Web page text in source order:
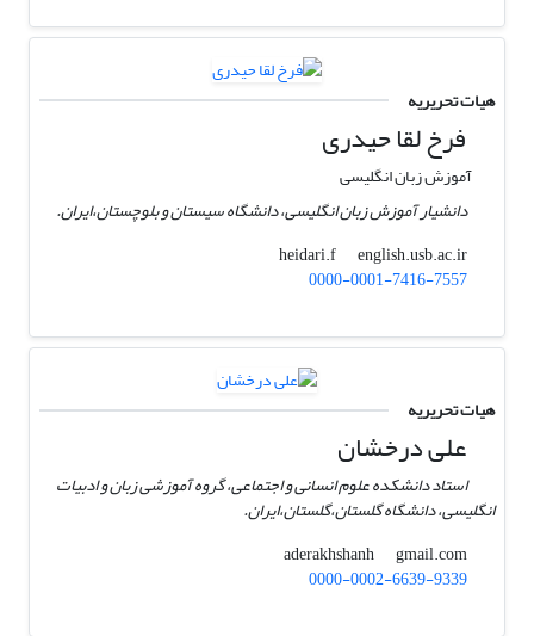
هیات تحریریه
فرخ لقا حیدری
آموزش زبان انگلیسی
دانشیار آموزش زبان انگلیسی، دانشگاه سیستان و بلوچستان،‌ایران.
heidari.f
english.usb.ac.ir
0000-0001-7416-7557
هیات تحریریه
علی درخشان
استاد دانشکده علوم انسانی و اجتماعی، گروه آموزشی زبان و ادبیات
انگلیسی، دانشگاه گلستان،‌گلستان،‌ایران.
aderakhshanh
gmail.com
0000-0002-6639-9339